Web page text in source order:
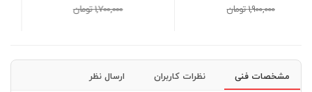
1,700,000 تومان 2,000,000 تومان
مشخصات فنی نظرات کاربران ارسال نظر